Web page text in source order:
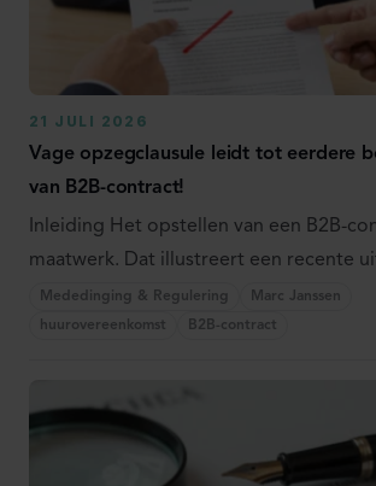
Selecteer medewerker
21 JULI 2026
Vage opzegclausule leidt tot eerdere
van B2B-contract!
Inleiding Het opstellen van een B2B-
maatwerk. Dat illustreert een recente
...Mededinging & Regulering
Marc Janssen
huurovereenkomst
B2B-contract